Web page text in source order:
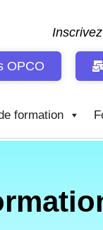
OPCO
formation